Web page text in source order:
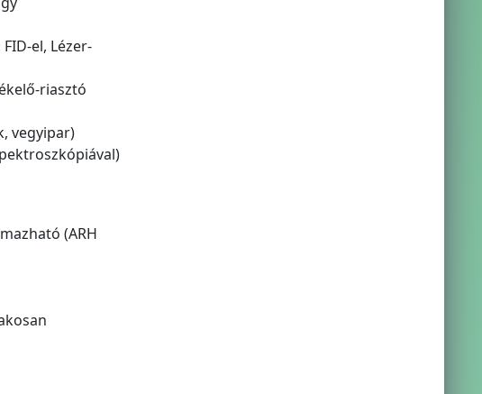
el, Lézer-
riasztó
vegyipar)
(ARH